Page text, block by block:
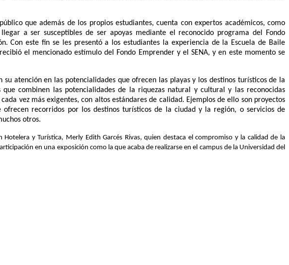
que además de los propios estudiantes, cuenta con expertos académicos, como
a ser susceptibles de ser apoyas mediante el reconocido programa del Fondo
Con este fin se les presentó a los estudiantes la experiencia de la Escuela de Baile
el mencionado estímulo del Fondo Emprender y el SENA, y en este momento se
atención en las potencialidades que ofrecen las playas y los destinos turísticos de la
combinen las potencialidades de la riquezas natural y cultural y las reconocidas
vez más exigentes, con altos estándares de calidad. Ejemplos de ello son proyectos
recorridos por los destinos turísticos de la ciudad y la región, o servicios de
otros.
y Turística, Merly Edith Garcés Rivas, quien destaca el compromiso y la calidad de la
en una exposición como la que acaba de realizarse en el campus de la Universidad del